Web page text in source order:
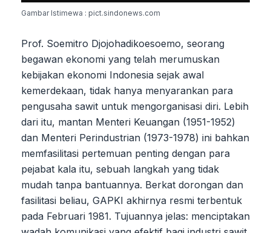
Gambar Istimewa : pict.sindonews.com
Prof. Soemitro Djojohadikoesoemo, seorang
begawan ekonomi yang telah merumuskan
kebijakan ekonomi Indonesia sejak awal
kemerdekaan, tidak hanya menyarankan para
pengusaha sawit untuk mengorganisasi diri. Lebih
dari itu, mantan Menteri Keuangan (1951-1952)
dan Menteri Perindustrian (1973-1978) ini bahkan
memfasilitasi pertemuan penting dengan para
pejabat kala itu, sebuah langkah yang tidak
mudah tanpa bantuannya. Berkat dorongan dan
fasilitasi beliau, GAPKI akhirnya resmi terbentuk
pada Februari 1981. Tujuannya jelas: menciptakan